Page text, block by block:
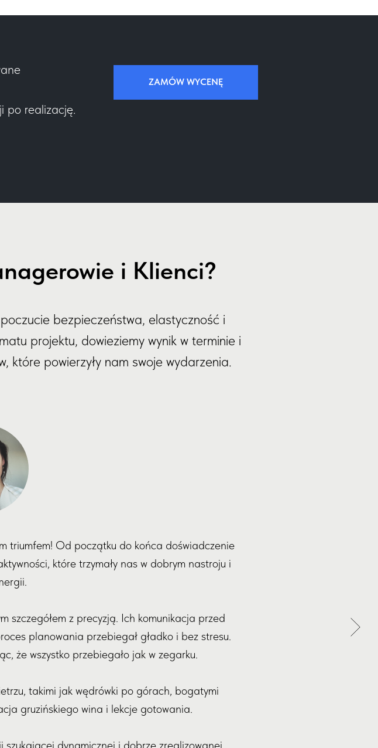
po realizację.
ZAMÓW WYCENĘ
i Klienci?
bezpieczeństwa, elastyczność i
projektu, dowieziemy wynik w terminie i
które powierzyły nam swoje wydarzenia.
triumfem! Od początku do końca doświadczenie
które trzymały nas w dobrym nastroju i
szczegółem z precyzją. Ich komunikacja przed
planowania przebiegał gładko i bez stresu.
że wszystko przebiegało jak w zegarku.
takimi jak wędrówki po górach, bogatymi
gruzińskiego wina i lekcje gotowania.
dynamicznej i dobrze zrealizowanej